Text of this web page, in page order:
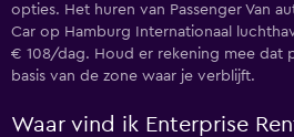
opties. Het huren van Passenger Van
Car op Hamburg Internationaal
€ 108/dag. Houd er rekening mee dat
basis van de zone waar je verblijft.
Waar vind ik Enterprise